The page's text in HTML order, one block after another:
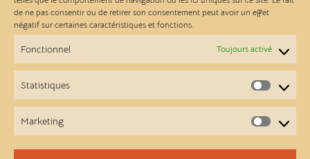
de ne pas consentir ou de retirer son consentement peut avoir un effet
négatif sur certaines caractéristiques et fonctions.
Fonctionnel Toujours activé
Statistiques
Marketing
A propos
Points de vente
Newsletter